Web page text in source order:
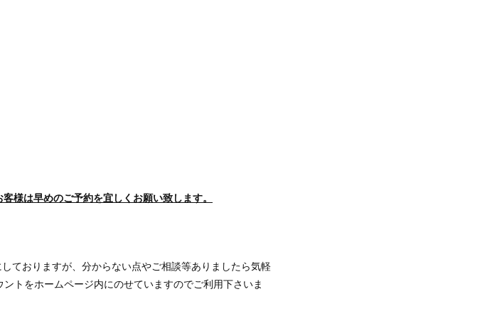
様は早めのご予約を宜しくお願い致します。
ておりますが、分からない点やご相談等ありましたら気軽
トをホームページ内にのせていますのでご利用下さいま